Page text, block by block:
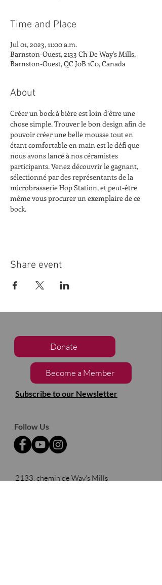
Time and Place
Jul 01, 2023, 11:00 a.m.
Barnston-Ouest, 2133 Ch De Way's Mills,
Barnston-Ouest, QC J0B 1C0, Canada
About
Créer un bock à bière est loin d’être une
chose simple. Trouver le bon design afin de
pouvoir créer une belle mousse tout en
étant comfortable en main est le défi que
nous avons lancé à nos céramistes
participants. Venez découvrir le gagnant,
sélectionné par des représentants de la
microbrasserie Hop Station, et peut-être
même vous procurer un exemplaire de ce
bock.
Share event
Donate
Become a Member
Subscribe to our Newsletter
Follow Us
2133, chemin de Way's Mills